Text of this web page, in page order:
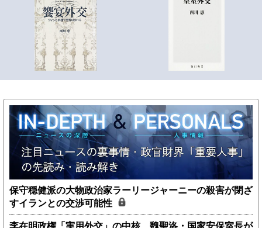
保守穏健派の大物政治家ラーリージャーニーの殺害が閉ざ
すイランとの交渉可能性